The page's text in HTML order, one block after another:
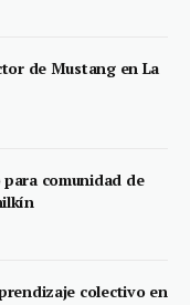
de Mustang en La
comunidad de
colectivo en